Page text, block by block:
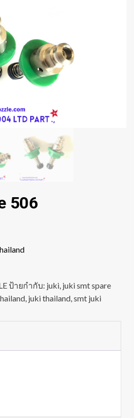
506
ป้ายกำกับ: juki, juki smt spare
, juki thailand,smt juki